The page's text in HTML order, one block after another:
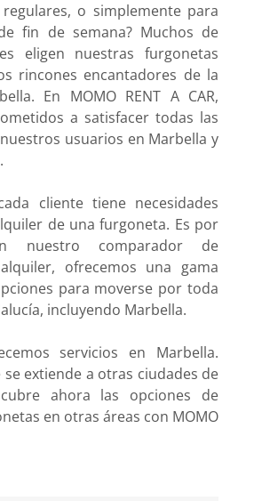
o simplemente para
fin de semana? Muchos de
eligen nuestras furgonetas
rincones encantadores de la
En MOMO RENT A CAR,
a satisfacer todas las
usuarios en Marbella y
cliente tiene necesidades
de una furgoneta. Es por
nuestro comparador de
ofrecemos una gama
para moverse por toda
incluyendo Marbella.
servicios en Marbella.
extiende a otras ciudades de
ahora las opciones de
en otras áreas con MOMO